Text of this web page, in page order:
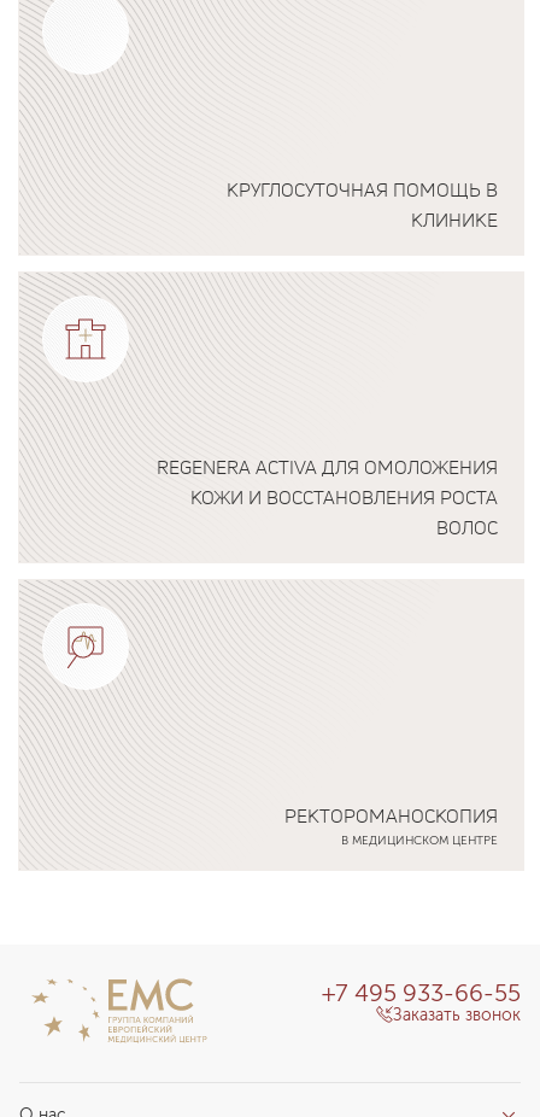
КРУГЛОСУТОЧНАЯ ПОМОЩЬ В
КЛИНИКЕ
Подробнее о программе
REGENERA ACTIVA ДЛЯ ОМОЛОЖЕНИЯ
КОЖИ И ВОССТАНОВЛЕНИЯ РОСТА
ВОЛОС
Подробнее о программе
РЕКТОРОМАНОСКОПИЯ
В МЕДИЦИНСКОМ ЦЕНТРЕ
+7 495 933-66-55
Заказать звонок